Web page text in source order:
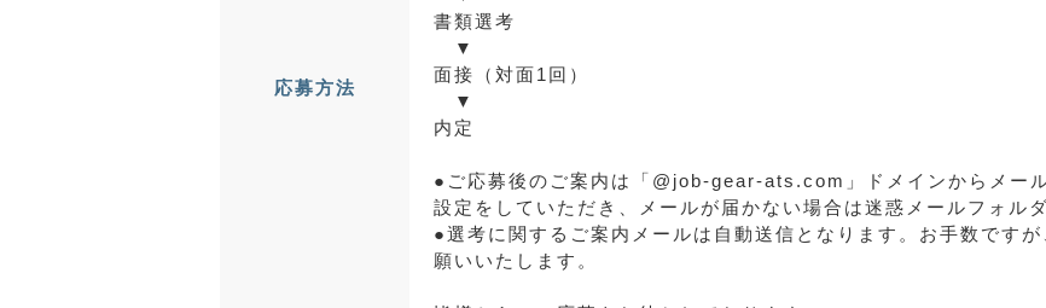
応募方法
書類選考
▼
面接（対面1回）
▼
内定
●ご応募後のご案内は「@job-gear-ats.com」ドメインからメー
設定をしていただき、メールが届かない場合は迷惑メールフォル
●選考に関するご案内メールは自動送信となります。お手数です
願いいたします。